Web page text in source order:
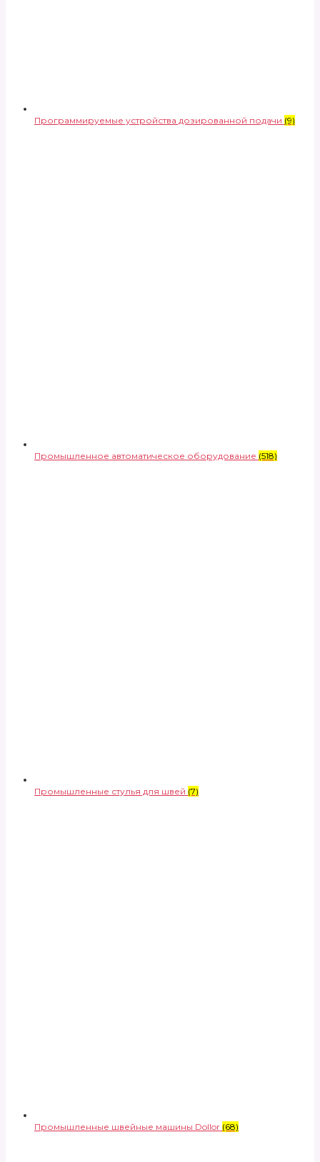
Программируемые устройства дозированной подачи (9)
Промышленное автоматическое оборудование (518)
Промышленные стулья для швей (7)
Промышленные швейные машины Dollor (68)